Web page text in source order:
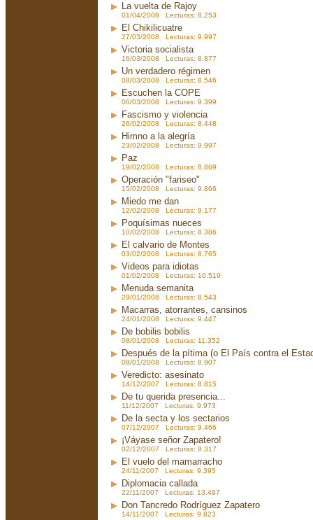
La vuelta de Rajoy
01/04/2008 Lecturas: 8.253
El Chikilicuatre
27/03/2008 Lecturas: 9.997
Victoria socialista
16/03/2008 Lecturas: 8.877
Un verdadero régimen
08/03/2008 Lecturas: 8.546
Escuchen la COPE
06/03/2008 Lecturas: 9.399
Fascismo y violencia
26/02/2008 Lecturas: 8.448
Himno a la alegría
23/02/2008 Lecturas: 9.997
Paz
19/02/2008 Lecturas: 8.869
Operación "fariseo"
15/02/2008 Lecturas: 9.866
Miedo me dan
12/02/2008 Lecturas: 9.177
Poquísimas nueces
10/02/2008 Lecturas: 8.386
El calvario de Montes
03/02/2008 Lecturas: 8.765
Videos para idiotas
01/02/2008 Lecturas: 10.519
Menuda semanita
29/01/2008 Lecturas: 8.543
Macarras, atorrantes, cansinos
24/01/2008 Lecturas: 9.447
De bobilis bobilis
08/01/2008 Lecturas: 11.352
Después de la pítima (o El País contra el
08/01/2008 Lecturas: 8.907
Veredicto: asesinato
14/12/2007 Lecturas: 8.815
De tu querida presencia...
11/12/2007 Lecturas: 9.973
De la secta y los sectarios
07/12/2007 Lecturas: 9.466
¡Váyase señor Zapatero!
02/12/2007 Lecturas: 9.317
El vuelo del mamarracho
24/11/2007 Lecturas: 9.395
Diplomacia callada
22/11/2007 Lecturas: 13.497
Don Tancredo Rodríguez Zapatero
14/11/2007 Lecturas: 9.823